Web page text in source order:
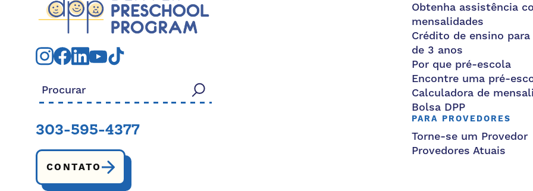
Procurar:
303-595-4377
CONTATO
Obtenha assistência
mensalidades
Crédito de ensino
de 3 anos
Por que pré-escola
Encontre uma pré-
Calculadora de
Bolsa DPP
PARA PROVEDORES
Torne-se um Provedor
Provedores Atuais